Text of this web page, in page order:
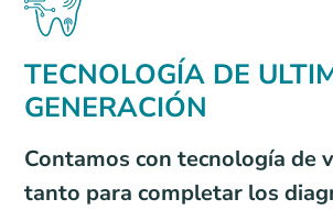
TECNOLOGÍA DE
GENERACIÓN
Contamos con tecnología de
tanto para completar los